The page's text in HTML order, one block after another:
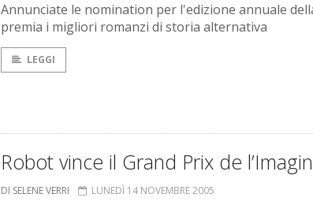
Annunciate le nomination per l'edizione annuale
premia i migliori romanzi di storia alternativa
LEGGI
Robot vince il Grand Prix de
DI SELENE VERRI LUNEDÌ 14 NOVEMBRE 2005